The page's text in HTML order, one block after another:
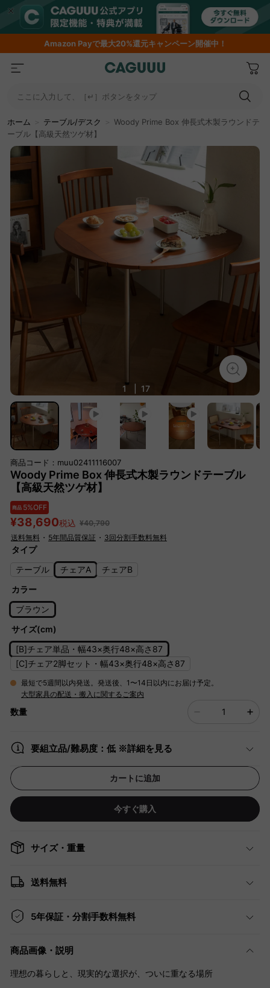
AmazonPayで最大20%還元キャンペーン開催中！
ここに入力して、［↵］ボタンをタップ
ホーム テーブル/デスク
Woody Prime Box 伸長式木製ラウンドテ
ーブル【高級天然ツゲ材】
1 17
商品コード：muu02411116007
Woody Prime Box 伸長式木製ラウンドテーブル
【高級天然ツゲ材】
商品 5%OFF
¥38,690税込 ¥40,790
送料無料 ・ 5年間品質保証 ・ 3回分割手数料無料
タイプ
テーブル
チェアA
チェアB
カラー
ブラウン
サイズ(cm)
[B]チェア単品・幅43×奥行48×高さ87
[C]チェア2脚セット・幅43×奥行48×高さ87
最短で5週間以内発送。発送後、1〜14日以内にお届け予定。
大型家具の配送・搬入に関するご案内
数量
要組立品/難易度：低 ※詳細を見る
カートに追加
今すぐ購入
サイズ・重量
送料無料
5年保証・分割手数料無料
商品画像・説明
理想の暮らしと、現実的な選択が、ついに重なる場所